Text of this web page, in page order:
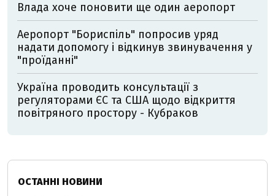
Влада хоче поновити ще один аеропорт
Аеропорт "Бориспіль" попросив уряд
надати допомогу і відкинув звинувачення у
"проїданні"
Україна проводить консультації з
регуляторами ЄС та США щодо відкриття
повітряного простору - Кубраков
ОСТАННІ НОВИНИ